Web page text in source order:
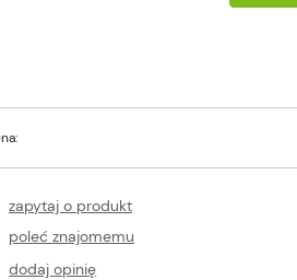
zapytaj o produkt
poleć znajomemu
dodaj opinię